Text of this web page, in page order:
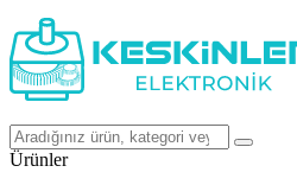
Ürünler